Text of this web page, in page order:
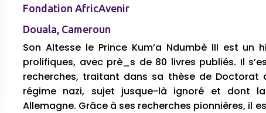
Fondation AfricAvenir
Douala, Cameroun
Son Altesse le Prince Kum’a Ndumbè III est
prolifiques, avec prè_s de 80 livres publiés. Il
recherches, traitant dans sa thèse de Doctorat
régime nazi, sujet jusque-là ignoré et dont
Allemagne. Grâce à ses recherches pionnières, il